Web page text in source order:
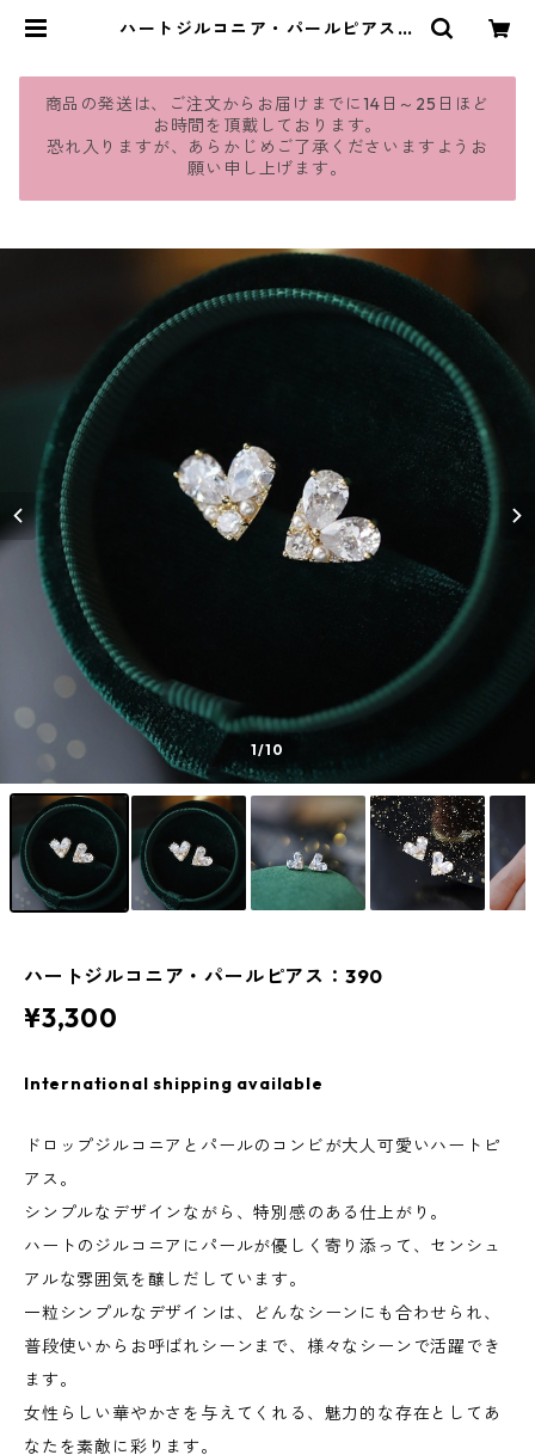
ハートジルコニア・パールピアス：
商品の発送は、ご注文からお届けまでに14日～25日ほど
お時間を頂戴しております。
恐れ入りますが、あらかじめご了承くださいますようお
願い申し上げます。
1/10
ハートジルコニア・パールピアス：390
¥3,300
International shipping available
ドロップジルコニアとパールのコンビが大人可愛いハートピ
アス。
シンプルなデザインながら、特別感のある仕上がり。
ハートのジルコニアにパールが優しく寄り添って、センシュ
アルな雰囲気を醸しだしています。
一粒シンプルなデザインは、どんなシーンにも合わせられ、
普段使いからお呼ばれシーンまで、様々なシーンで活躍でき
ます。
女性らしい華やかさを与えてくれる、魅力的な存在としてあ
なたを素敵に彩ります。